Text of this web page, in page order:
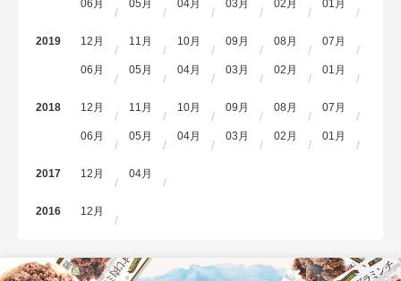
06月 05月 04月 03月 02月 01月
2019 12月 11月 10月 09月 08月 07月
06月 05月 04月 03月 02月 01月
2018 12月 11月 10月 09月 08月 07月
06月 05月 04月 03月 02月 01月
2017 12月 04月
2016 12月